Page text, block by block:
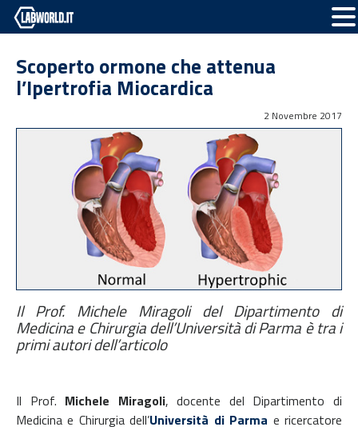
Scoperto ormone che attenua
l’Ipertrofia Miocardica
2 Novembre 2017
Il Prof. Michele Miragoli del Dipartimento di
Medicina e Chirurgia dell’Università di Parma è tra i
primi autori dell’articolo
Il Prof. Michele Miragoli, docente del Dipartimento di
Medicina e Chirurgia dell’Università di Parma e ricercatore